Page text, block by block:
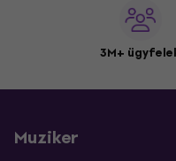
3M+
Muziker